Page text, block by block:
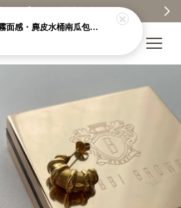
𝐧𝐞𝐰𝐚𝐧𝐚 韓系霧面感・麂皮水桶南瓜包｜通勤日常包｜高級皮革｜現貨＋預購【nk62】